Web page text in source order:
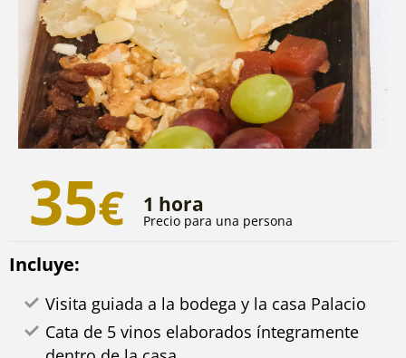
35€ 1 hora
Precio para una persona
Incluye:
Visita guiada a la bodega y la casa Palacio
Cata de 5 vinos elaborados íntegramente